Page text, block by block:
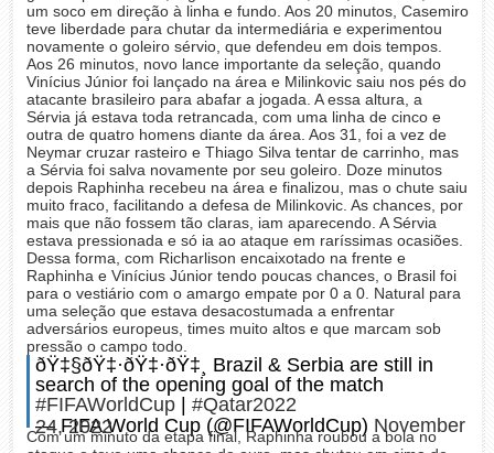
um soco em direção à linha e fundo. Aos 20 minutos, Casemiro
teve liberdade para chutar da intermediária e experimentou
novamente o goleiro sérvio, que defendeu em dois tempos.
Aos 26 minutos, novo lance importante da seleção, quando
Vinícius Júnior foi lançado na área e Milinkovic saiu nos pés do
atacante brasileiro para abafar a jogada. A essa altura, a
Sérvia já estava toda retrancada, com uma linha de cinco e
outra de quatro homens diante da área. Aos 31, foi a vez de
Neymar cruzar rasteiro e Thiago Silva tentar de carrinho, mas
a Sérvia foi salva novamente por seu goleiro. Doze minutos
depois Raphinha recebeu na área e finalizou, mas o chute saiu
muito fraco, facilitando a defesa de Milinkovic. As chances, por
mais que não fossem tão claras, iam aparecendo. A Sérvia
estava pressionada e só ia ao ataque em raríssimas ocasiões.
Dessa forma, com Richarlison encaixotado na frente e
Raphinha e Vinícius Júnior tendo poucas chances, o Brasil foi
para o vestiário com o amargo empate por 0 a 0. Natural para
uma seleção que estava desacostumada a enfrentar
adversários europeus, times muito altos e que marcam sob
pressão o campo todo.
ðŸ‡§ðŸ‡·ðŸ‡·ðŸ‡¸ Brazil & Serbia are still in
search of the opening goal of the match
#FIFAWorldCup| #Qatar2022
— FIFA World Cup (@FIFAWorldCup)
November 24, 2022
Com um minuto da etapa final, Raphinha roubou a bola no